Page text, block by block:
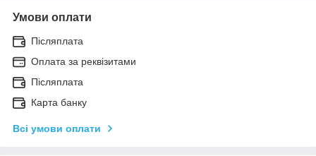
Умови оплати
Післяплата
Оплата за реквізитами
Післяплата
Карта банку
Всі умови оплати